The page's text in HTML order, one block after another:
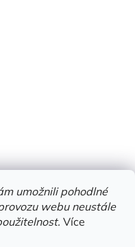
umožnili pohodlné
webu neustále
Více